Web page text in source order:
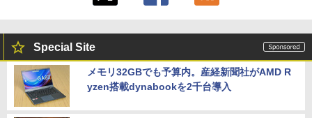
Special Site
メモリ32GBでも予算内。産経新聞社がAMD R
yzen搭載dynabookを2千台導入